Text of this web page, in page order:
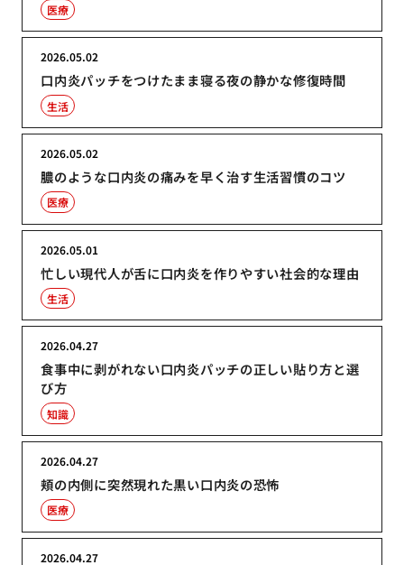
医療
口内炎パッチをつけたまま寝る夜の静かな修復時間
2026.05.02
生活
膿のような口内炎の痛みを早く治す生活習慣のコツ
2026.05.02
医療
忙しい現代人が舌に口内炎を作りやすい社会的な理由
2026.05.01
生活
食事中に剥がれない口内炎パッチの正しい貼り方と選
び方
2026.04.27
知識
頬の内側に突然現れた黒い口内炎の恐怖
2026.04.27
医療
2026.04.27